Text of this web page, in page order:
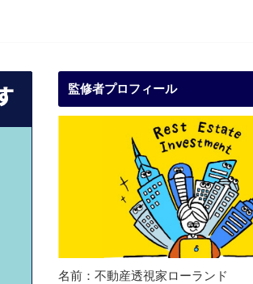
監修者プロフィール
名前：不動産透視家ローランド